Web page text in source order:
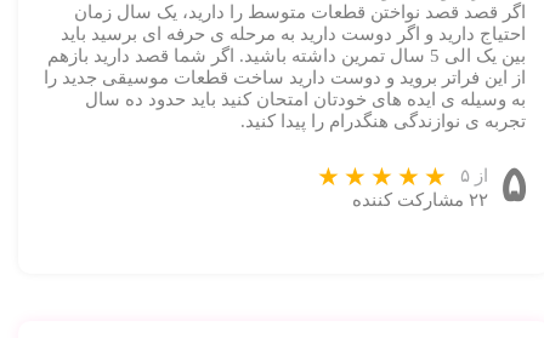
اگر قصد قصد نواختن قطعات متوسط را دارید، یک سال زمان
احتیاج دارید و اگر دوست دارید به مرحله ی حرفه ای برسید باید
بین یک الی 5 سال تمرین داشته باشید. اگر شما قصد دارید بازهم
از این فراتر بروید و دوست دارید ساخت قطعات موسیقی جدید را
به وسیله ی ایده های خودتان امتحان کنید باید حدود ده سال
تجربه ی نوازندگی هنگدرام را پیدا کنید.
۵ از ۵
۲۲ مشارکت کننده